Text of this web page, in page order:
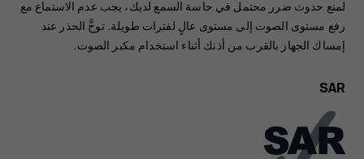
لمنع حدوث ضرر محتمل في حاسة السمع لديك، يجب عدم الاستماع مع
رفع مستوى الصوت إلى مستوى عالٍ لفترات طويلة. توخَّ الحذر عند
إمساك الجهاز بالقرب من أذنك أثناء استخدام مكبر الصوت.
SAR